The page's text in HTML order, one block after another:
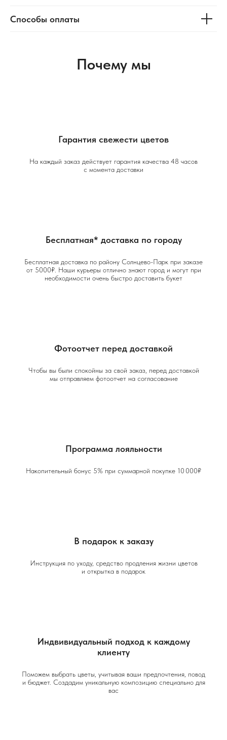
Способы оплаты
Почему мы
Гарантия свежести цветов
На каждый заказ действует гарантия качества 48 часов
с момента доставки
Бесплатная* доставка по городу
Бесплатная доставка по району Солнцево-Парк при заказе
от 5000₽. Наши курьеры отлично знают город и могут при
необходимости очень быстро доставить букет
Фотоотчет перед доставкой
Чтобы вы были спокойны за свой заказ, перед доставкой
мы отправляем фотоотчет на согласование
Программа лояльности
Накопительный бонус 5% при суммарной покупке 10 000₽
В подарок к заказу
Инструкция по уходу, средство продления жизни цветов
и открытка в подарок
Индвивидуальный подход к каждому
клиенту
Поможем выбрать цветы, учитывая ваши предпочтения, повод
и бюджет. Создадим уникальную композицию специально для
вас